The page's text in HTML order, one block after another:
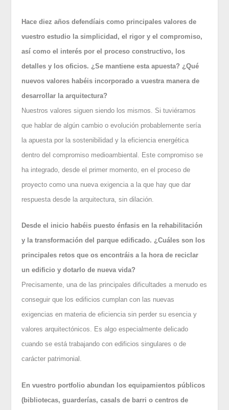
Hace diez años defendíais como principales valores de
vuestro estudio la simplicidad, el rigor y el compromiso,
así como el interés por el proceso constructivo, los
detalles y los oficios. ¿Se mantiene esta apuesta? ¿Qué
nuevos valores habéis incorporado a vuestra manera de
desarrollar la arquitectura?
Nuestros valores siguen siendo los mismos. Si tuviéramos
que hablar de algún cambio o evolución probablemente sería
la apuesta por la sostenibilidad y la eficiencia energética
dentro del compromiso medioambiental. Este compromiso se
ha integrado, desde el primer momento, en el proceso de
proyecto como una nueva exigencia a la que hay que dar
respuesta desde la arquitectura, sin dilación.
Desde el inicio habéis puesto énfasis en la rehabilitación
y la transformación del parque edificado. ¿Cuáles son los
principales retos que os encontráis a la hora de reciclar
un edificio y dotarlo de nueva vida?
Precisamente, una de las principales dificultades a menudo es
conseguir que los edificios cumplan con las nuevas
exigencias en materia de eficiencia sin perder su esencia y
valores arquitectónicos. Es algo especialmente delicado
cuando se está trabajando con edificios singulares o de
carácter patrimonial.
En vuestro portfolio abundan los equipamientos públicos
(bibliotecas, guarderías, casals de barri o centros de